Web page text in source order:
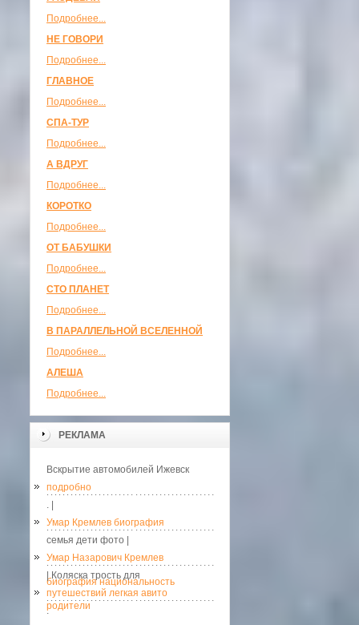
Подробнее...
НЕ ГОВОРИ
Подробнее...
ГЛАВНОЕ
Подробнее...
СПА-ТУР
Подробнее...
А ВДРУГ
Подробнее...
КОРОТКО
Подробнее...
ОТ БАБУШКИ
Подробнее...
СТО ПЛАНЕТ
Подробнее...
В ПАРАЛЛЕЛЬНОЙ ВСЕЛЕННОЙ
Подробнее...
АЛЕША
Подробнее...
РЕКЛАМА
Вскрытие автомобилей Ижевск
подробно
. |
Умар Кремлев биография
семья дети фото |
Умар Назарович Кремлев
биография национальность
родители
| Коляска трость для
путешествий легкая авито
.